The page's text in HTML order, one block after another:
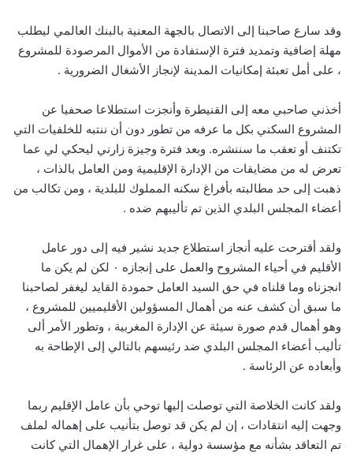
وقد سارع صاحبنا إلى الاتصال بالجهة المعنية بالبنك العالمي ليطلب
مهلة إضافية وتمديد فترة الإستفادة من الأموال المرصودة للمشروع
، على أمل تعبئة إمكانيات المدينة لإنجاز الأشغال الضرورية .
أخذني صاحبي معه إلى القنيطرة وأنجزت استطلاعا صحفيا عن
المشروع السكني بكل ما عرفه من تطور دون أن ننتبه للخلفيات التي
تكتنف أو تعقب ما سننشره. وبعد فترة وجيزة زارني ليحكي لي عما
تعرض له من مضايقات من الإدارة الإقليمية ومن العامل بالذات ،
ذهبت إلى حد مطالبته بأفراغ سكنه المملوك للبلدية ، ومن تكالب من
أعضاء المجلس البلدي الذين تم تأليبهم ضده .
ولقد أقترحت عليه أنجاز استطلاع جديد نشير فيه إلى دور عامل
الأقليم في أحياء المشروح والعمل على إنجازه ٠ لكن لم يكن ما
انجزناه وما قلناه في حق السيد العامل حمودة القايد ليغفر لصاحبنا
ما سبق أن كشف عنه من أهمال المسؤولين الأقليميين للمشروع ،
وهو أهمال قدم صورة سيئة عن الإدارة المغربية ، وتطور الأمر ألى
تأليب أعضاء المجلس البلدي ضد رئيسهم بالتالي إلى الإطاحة به
وأبعاده عن الرئاسة .
ولقد كانت الخلاصة التي توصلت إليها توحي بأن عامل الإقليم ربما
وجهت إليه انتقادات ، إن لم يكن قد توصل بتأنيب على إهماله لملف
تم التعاقد بشأنه مع مؤسسة دولية ، على غرار الإهمال التي كانت